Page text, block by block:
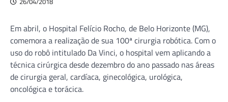
Em abril, o Hospital Felício Rocho, de Belo Horizonte (MG),
comemora a realização de sua 100ª cirurgia robótica. Com o
uso do robô intitulado Da Vinci, o hospital vem aplicando a
técnica cirúrgica desde dezembro do ano passado nas áreas
de cirurgia geral, cardíaca, ginecológica, urológica,
oncológica e torácica.